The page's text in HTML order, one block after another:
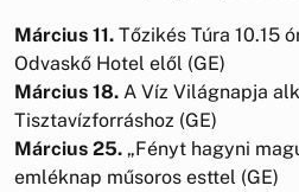
Március 11. Tőzikés Túra 10.15
Odvaskő Hotel elől (GE)
Március 18. A Víz Világnapja
Tisztavízforráshoz (GE)
Március 25. „Fényt hagyni
emléknap műsoros esttel (GE)